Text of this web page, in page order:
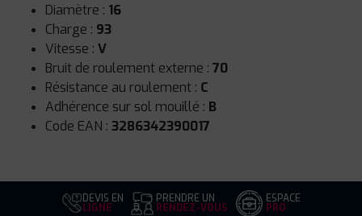
Diamètre : 16
Charge : 93
Vitesse : V
Bruit de roulement externe : 70
Résistance au roulement : C
Adhérence sur sol mouillé : B
Code EAN : 3286342390017
DEVIS EN
LIGNE
PRENDRE UN
RENDEZ-VOUS
ESPACE
PRO